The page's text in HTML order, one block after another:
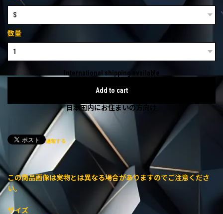
数量
International shipping available
Add to cart
日本国内にお住まいの方向け
通報する
この商品画像は実物とは異なる場合がありますのでご注意くださ
い。
サイズ